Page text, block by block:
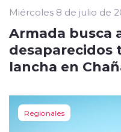
Miércoles 8 de julio de
Armada busca
desaparecidos
lancha en
Regionales